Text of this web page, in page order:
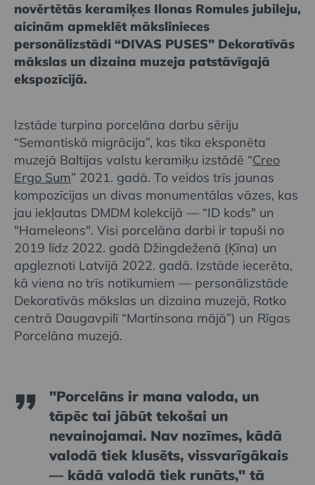
novērtētās keramiķes Ilonas Romules jubileju,
aicinām apmeklēt mākslinieces
personālizstādi “DIVAS PUSES” Dekoratīvās
mākslas un dizaina muzeja patstāvīgajā
ekspozīcijā.
Izstāde turpina porcelāna darbu sēriju
“Semantiskā migrācija”, kas tika eksponēta
muzejā Baltijas valstu keramiķu izstādē “Creo
Ergo Sum” 2021. gadā. To veidos trīs jaunas
kompozīcijas un divas monumentālas vāzes, kas
jau iekļautas DMDM kolekcijā — “ID kods" un
"Hameleons". Visi porcelāna darbi ir tapuši no
2019 līdz 2022. gadā Džingdeženā (Ķīna) un
apgleznoti Latvijā 2022. gadā. Izstāde iecerēta,
kā viena no trīs notikumiem — personālizstāde
Dekoratīvās mākslas un dizaina muzejā, Rotko
centrā Daugavpilī “Martinsona mājā”) un Rīgas
Porcelāna muzejā.
"Porcelāns ir mana valoda, un
tāpēc tai jābūt tekošai un
nevainojamai. Nav nozīmes, kādā
valodā tiek klusēts, vissvarīgākais
— kādā valodā tiek runāts," tā